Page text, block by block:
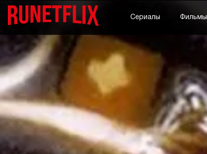
Сериалы Фильмы